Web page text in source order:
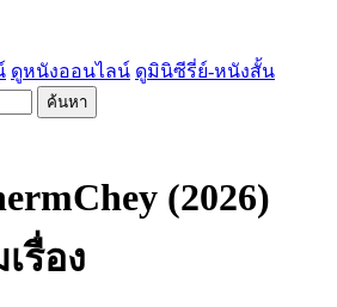
ดูหนังออนไลน์ ดูมินิซีรี่ย์-หนังสั้น
ค้นหา
(2026)
รื่อง